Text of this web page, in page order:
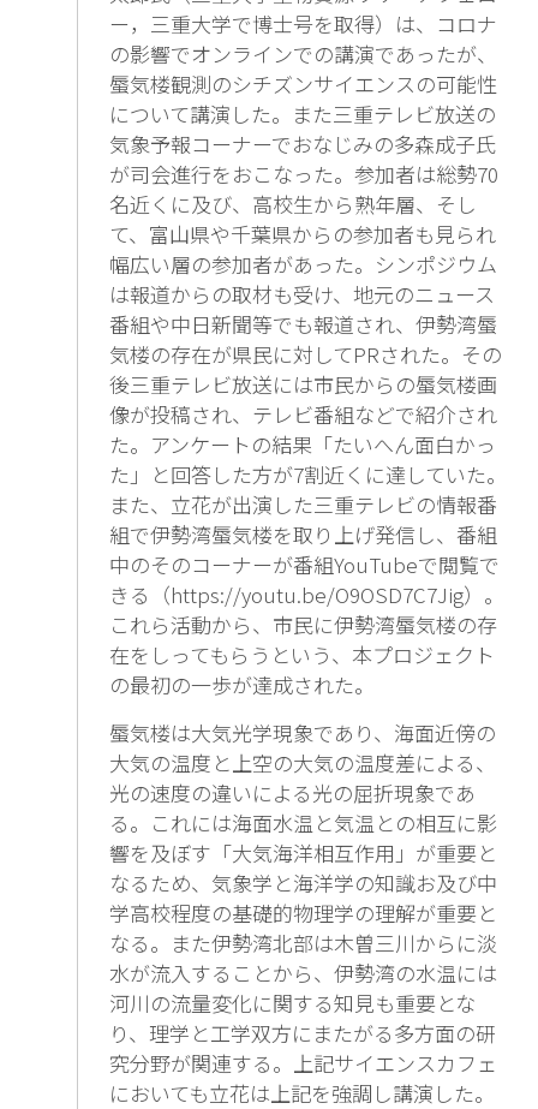
ー，三重大学で博士号を取得）は、コロナ
の影響でオンラインでの講演であったが、
蜃気楼観測のシチズンサイエンスの可能性
について講演した。また三重テレビ放送の
気象予報コーナーでおなじみの多森成子氏
が司会進行をおこなった。参加者は総勢70
名近くに及び、高校生から熟年層、そし
て、富山県や千葉県からの参加者も見られ
幅広い層の参加者があった。シンポジウム
は報道からの取材も受け、地元のニュース
番組や中日新聞等でも報道され、伊勢湾蜃
気楼の存在が県民に対してPRされた。その
後三重テレビ放送には市民からの蜃気楼画
像が投稿され、テレビ番組などで紹介され
た。アンケートの結果「たいへん面白かっ
た」と回答した方が7割近くに達していた。
また、立花が出演した三重テレビの情報番
組で伊勢湾蜃気楼を取り上げ発信し、番組
中のそのコーナーが番組YouTubeで閲覧で
きる（https://youtu.be/O9OSD7C7Jig）。
これら活動から、市民に伊勢湾蜃気楼の存
在をしってもらうという、本プロジェクト
の最初の一歩が達成された。
蜃気楼は大気光学現象であり、海面近傍の
大気の温度と上空の大気の温度差による、
光の速度の違いによる光の屈折現象であ
る。これには海面水温と気温との相互に影
響を及ぼす「大気海洋相互作用」が重要と
なるため、気象学と海洋学の知識お及び中
学高校程度の基礎的物理学の理解が重要と
なる。また伊勢湾北部は木曽三川からに淡
水が流入することから、伊勢湾の水温には
河川の流量変化に関する知見も重要とな
り、理学と工学双方にまたがる多方面の研
究分野が関連する。上記サイエンスカフェ
においても立花は上記を強調し講演した。